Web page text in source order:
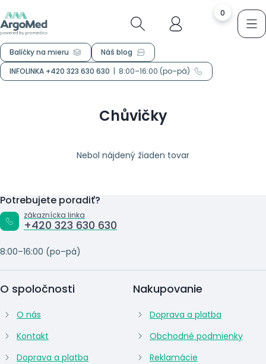
0
Balíčky na mieru
Náš blog
INFOLINKA +420 323 630 630 | 8:00–16:00 (po–pá)
Chůvičky
Nebol nájdený žiaden tovar
Potrebujete poradiť?
zákaznícka linka
+420 323 630 630
8:00–16:00 (po–pá)
O spoločnosti
O nás
Kontakt
Doprava a platba
Nakupovanie
Doprava a platba
Obchodné podmienky
Reklamácie